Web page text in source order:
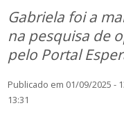
Gabriela foi a
na pesquisa de
pelo Portal
Publicado em 01/09/2025
13:31